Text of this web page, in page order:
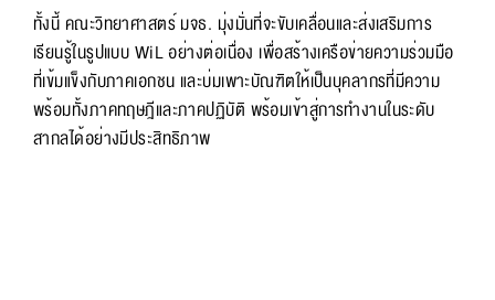
ทั้งนี้ คณะวิทยาศาสตร์ มจธ. มุ่งมั่นที่จะขับเคลื่อนและส่งเสริมการ
เรียนรู้ในรูปแบบ WiL อย่างต่อเนื่อง เพื่อสร้างเครือข่ายความร่วมมือ
ที่เข้มแข็งกับภาคเอกชน และบ่มเพาะบัณฑิตให้เป็นบุคลากรที่มีความ
พร้อมทั้งภาคทฤษฎีและภาคปฏิบัติ พร้อมเข้าสู่การทำงานในระดับ
สากลได้อย่างมีประสิทธิภาพ